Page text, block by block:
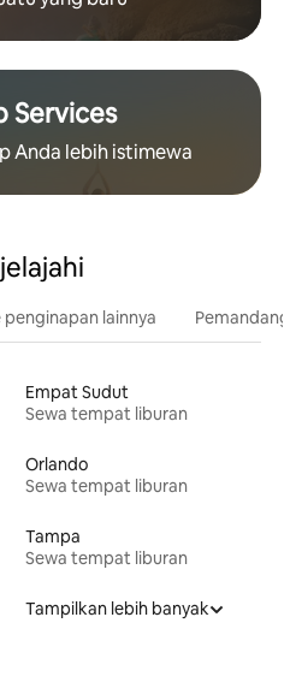
Services
Anda lebih istimewa
penginapan lainnya
Empat Sudut
Sewa tempat liburan
Orlando
Sewa tempat liburan
Tampa
Sewa tempat liburan
Tampilkan lebih banyak